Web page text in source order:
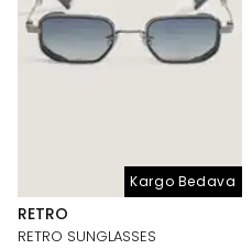
Kargo Bedava
RETRO
RETRO SUNGLASSES